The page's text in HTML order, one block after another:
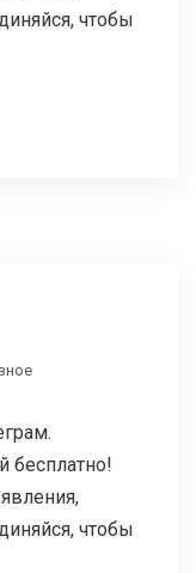
чтобы
бесплатно!
чтобы